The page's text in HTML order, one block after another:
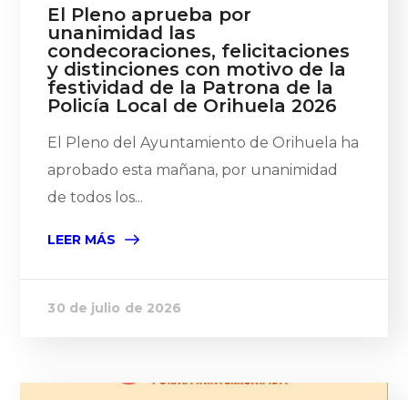
El Pleno aprueba por
unanimidad las
condecoraciones, felicitaciones
y distinciones con motivo de la
festividad de la Patrona de la
Policía Local de Orihuela 2026
El Pleno del Ayuntamiento de Orihuela ha
aprobado esta mañana, por unanimidad
de todos los...
LEER MÁS
30 de julio de 2026